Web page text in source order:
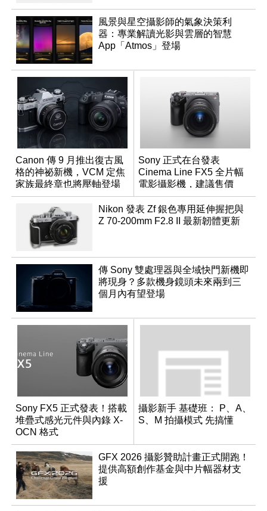
風景與星空攝影師的氣象決策利
器：專業解讀光影與雲層的智慧
App「Atmos」登場
Canon 傳 9 月推出復古風
格的神祕新機，VCM 定焦
家族最終章也將壓軸登場
Sony 正式在台發表
Cinema Line FX5 全片幅
電影攝影機，建議售價
NT$144,980
Nikon 發表 Zf 銀色專用延伸握把與
Z 70-200mm F2.8 II 最新韌體更新
傳 Sony 雙處理器與全域快門新機即
將現身？多款機身鏡頭未來兩到三
個月內有望登場
Sony FX5 正式發表！搭載
堆疊式感光元件與內錄 X-
OCN 格式
攝影新手 基礎班： P、A、
S、M 拍攝模式 先搞懂
GFX 2026 攝影贊助計畫正式開跑！
提供高額創作基金與中片幅器材支
援